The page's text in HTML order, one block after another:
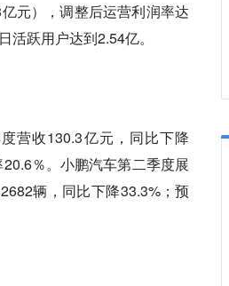
元），调整后运营利润率达
跃用户达到2.54亿。
营收130.3亿元，同比下降
％。小鹏汽车第二季度展
辆，同比下降33.3%；预